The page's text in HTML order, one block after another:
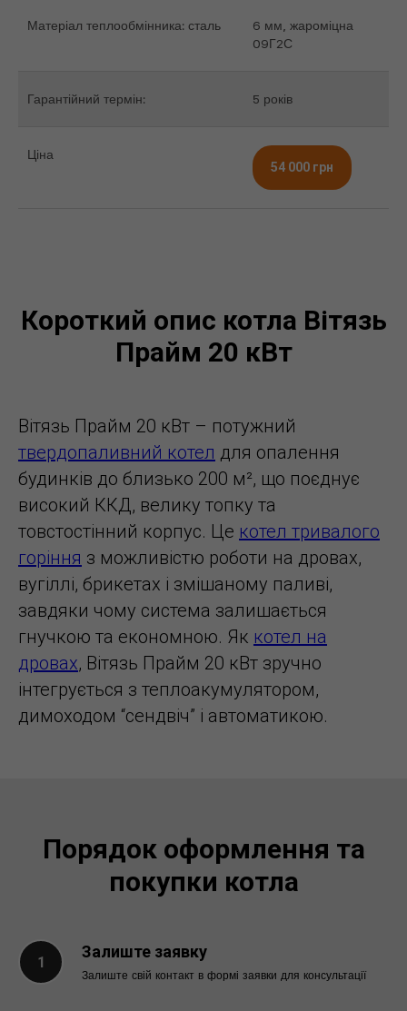
Матеріал теплообмінника: сталь
6 мм, жароміцна
09Г2С
Гарантійний термін: 5 років
Ціна
54 000 грн
Короткий опис котла Вітязь
Прайм 20 кВт
Вітязь Прайм 20 кВт – потужний
твердопаливний котел для опалення
будинків до близько 200 м², що поєднує
високий ККД, велику топку та
товстостінний корпус. Це котел тривалого
горіння з можливістю роботи на дровах,
вугіллі, брикетах і змішаному паливі,
завдяки чому система залишається
гнучкою та економною. Як котел на
дровах, Вітязь Прайм 20 кВт зручно
інтегрується з теплоакумулятором,
димоходом “сендвіч” і автоматикою.
Порядок оформлення та
покупки котла
Залиште заявку
Залиште свій контакт в формі заявки для консультації